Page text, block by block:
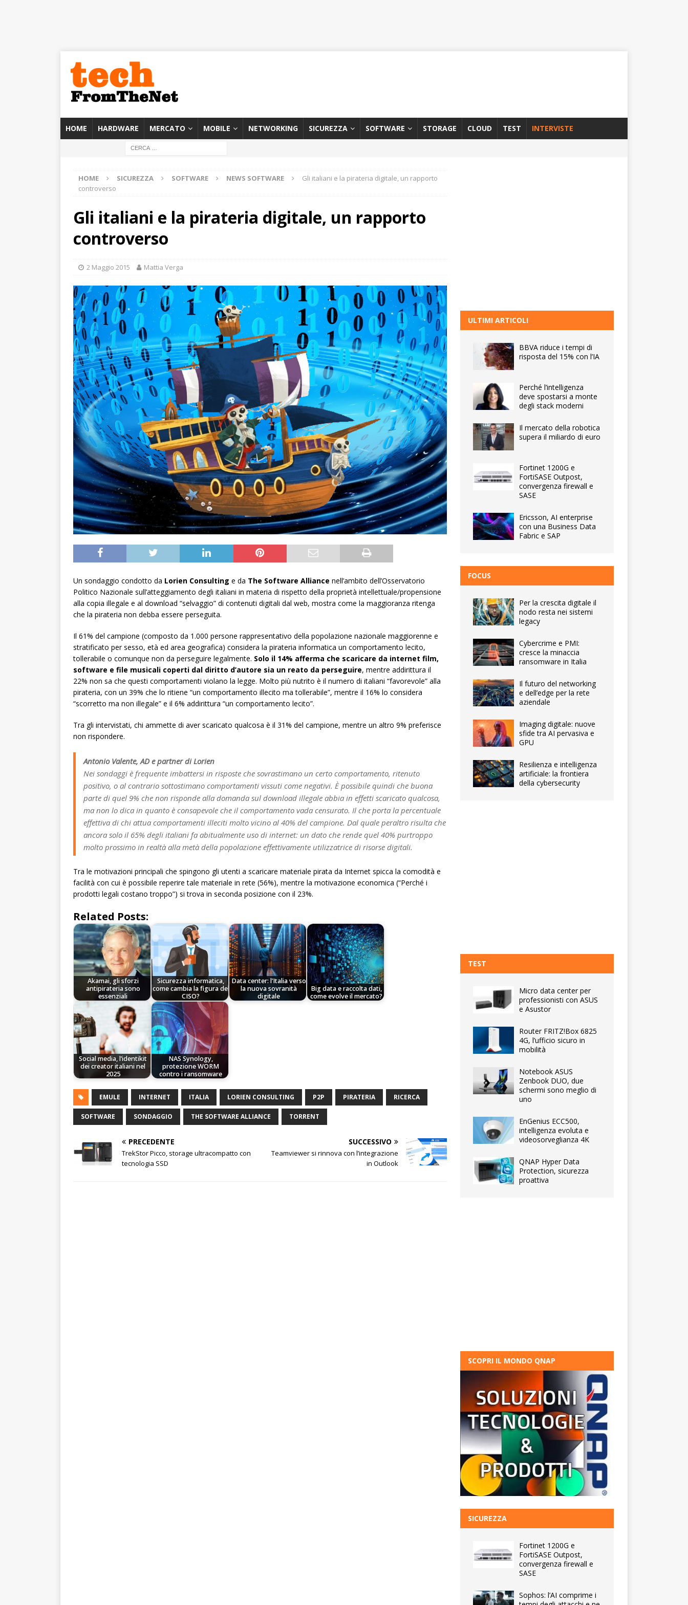
HOME HARDWARE MERCATO MOBILE NETWORKING SICUREZZA SOFTWARE STORAGE CLOUD TEST INTERVISTE
HOME SICUREZZA SOFTWARE NEWS SOFTWARE
Gli italiani e la pirateria digitale, un rapporto
controverso
Gli italiani e la pirateria digitale, un rapporto
controverso
2 Maggio 2015 Mattia Verga
Un sondaggio condotto da Lorien Consulting e da The Software Alliance nell’ambito dell’Osservatorio
Politico Nazionale sull’atteggiamento degli italiani in materia di rispetto della proprietà intellettuale/propensione
alla copia illegale e al download “selvaggio” di contenuti digitali dal web, mostra come la maggioranza ritenga
che la pirateria non debba essere perseguita.
Il 61% del campione (composto da 1.000 persone rappresentativo della popolazione nazionale maggiorenne e
stratificato per sesso, età ed area geografica) considera la pirateria informatica un comportamento lecito,
tollerabile o comunque non da perseguire legalmente. Solo il 14% afferma che scaricare da internet film,
software e file musicali coperti dal diritto d’autore sia un reato da perseguire, mentre addirittura il
22% non sa che questi comportamenti violano la legge. Molto più nutrito è il numero di italiani “favorevole” alla
pirateria, con un 39% che lo ritiene “un comportamento illecito ma tollerabile”, mentre il 16% lo considera
“scorretto ma non illegale” e il 6% addirittura “un comportamento lecito”.
Tra gli intervistati, chi ammette di aver scaricato qualcosa è il 31% del campione, mentre un altro 9% preferisce
non rispondere.
Antonio Valente, AD e partner di Lorien
Nei sondaggi è frequente imbattersi in risposte che sovrastimano un certo comportamento, ritenuto
positivo, o al contrario sottostimano comportamenti vissuti come negativi. È possibile quindi che buona
parte di quel 9% che non risponde alla domanda sul download illegale abbia in effetti scaricato qualcosa,
ma non lo dica in quanto è consapevole che il comportamento vada censurato. Il che porta la percentuale
effettiva di chi attua comportamenti illeciti molto vicino al 40% del campione. Dal quale peraltro risulta che
ancora solo il 65% degli italiani fa abitualmente uso di internet: un dato che rende quel 40% purtroppo
molto prossimo in realtà alla metà della popolazione effettivamente utilizzatrice di risorse digitali.
Tra le motivazioni principali che spingono gli utenti a scaricare materiale pirata da Internet spicca la comodità e
facilità con cui è possibile reperire tale materiale in rete (56%), mentre la motivazione economica (“Perché i
prodotti legali costano troppo”) si trova in seconda posizione con il 23%.
Related Posts:
Akamai, gli sforzi
antipirateria sono
essenziali
Sicurezza informatica,
come cambia la figura del
CISO?
Data center: l’Italia verso
la nuova sovranità
digitale
Big data e raccolta dati,
come evolve il mercato?
Social media, l’identikit
dei creator italiani nel
2025
NAS Synology,
protezione WORM
contro i ransomware
EMULE INTERNET ITALIA LORIEN CONSULTING P2P PIRATERIA RICERCA
SOFTWARE SONDAGGIO THE SOFTWARE ALLIANCE TORRENT
PRECEDENTE
TrekStor Picco, storage ultracompatto con
tecnologia SSD
SUCCESSIVO
Teamviewer si rinnova con l’integrazione
in Outlook
ULTIMI ARTICOLI
BBVA riduce i tempi di
risposta del 15% con l’IA
Perché l’intelligenza
deve spostarsi a monte
degli stack moderni
Il mercato della robotica
supera il miliardo di euro
Fortinet 1200G e
FortiSASE Outpost,
convergenza firewall e
SASE
Ericsson, AI enterprise
con una Business Data
Fabric e SAP
FOCUS
Per la crescita digitale il
nodo resta nei sistemi
legacy
Cybercrime e PMI:
cresce la minaccia
ransomware in Italia
Il futuro del networking
e dell’edge per la rete
aziendale
Imaging digitale: nuove
sfide tra AI pervasiva e
GPU
Resilienza e intelligenza
artificiale: la frontiera
della cybersecurity
TEST
Micro data center per
professionisti con ASUS
e Asustor
Router FRITZ!Box 6825
4G, l’ufficio sicuro in
mobilità
Notebook ASUS
Zenbook DUO, due
schermi sono meglio di
uno
EnGenius ECC500,
intelligenza evoluta e
videosorveglianza 4K
QNAP Hyper Data
Protection, sicurezza
proattiva
SCOPRI IL MONDO QNAP
SICUREZZA
Fortinet 1200G e
FortiSASE Outpost,
convergenza firewall e
SASE
Sophos: l’AI comprime i